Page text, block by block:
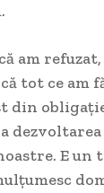
am
tot ce am
din
E un